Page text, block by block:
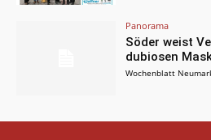
Panorama
Söder weist
dubiosen
Wochenblatt